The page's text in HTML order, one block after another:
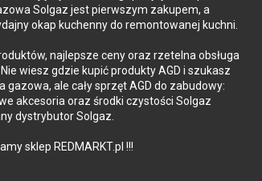
produktu do 60 miesięcy
Solgaz jest pierwszym zakupem, a
okap kuchenny do remontowanej kuchni.
najlepsze ceny oraz rzetelna obsługa
wiesz gdzie kupić produkty AGD i szukasz
gazowa, ale cały sprzęt AGD do zabudowy:
akcesoria oraz środki czystości Solgaz
dystrybutor Solgaz.
sklep REDMARKT.pl !!!